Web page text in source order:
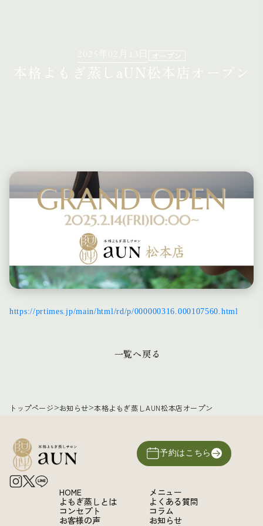
オープン
https://prtimes.jp/main/html/rd/p/000000316.000107560.html
一覧へ戻る
トップページ>お知らせ>本格よもぎ蒸しAUN松本店オープン
HOME
よもぎ蒸しとは
コンセプト
お客様の声
メニュー
よくある質問
コラム
お知らせ
予約はこちら